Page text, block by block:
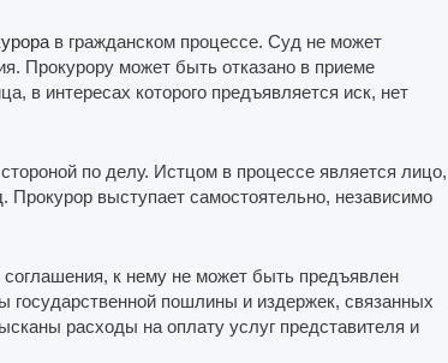
в гражданском процессе. Суд не может
Прокурору может быть отказано в приеме
в интересах которого предъявляется иск, нет
по делу. Истцом в процессе является лицо,
Прокурор выступает самостоятельно, независимо
к нему не может быть предъявлен
государственной пошлины и издержек, связанных
расходы на оплату услуг представителя и